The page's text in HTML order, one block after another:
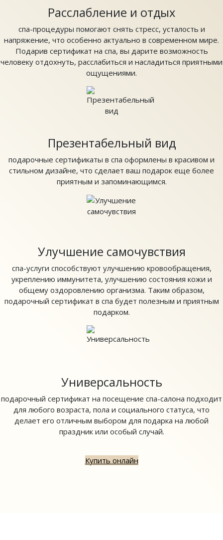
Расслабление и отдых
спа-процедуры помогают снять стресс, усталость и
напряжение, что особенно актуально в современном мире.
Подарив сертификат на спа, вы дарите возможность
человеку отдохнуть, расслабиться и насладиться приятными
ощущениями.
Презентабельный вид
подарочные сертификаты в спа оформлены в красивом и
стильном дизайне, что сделает ваш подарок еще более
приятным и запоминающимся.
Улучшение самочувствия
спа-услуги способствуют улучшению кровообращения,
укреплению иммунитета, улучшению состояния кожи и
общему оздоровлению организма. Таким образом,
подарочный сертификат в спа будет полезным и приятным
подарком.
Универсальность
подарочный сертификат на посещение спа-салона подходит
для любого возраста, пола и социального статуса, что
делает его отличным выбором для подарка на любой
праздник или особый случай.
Купить онлайн